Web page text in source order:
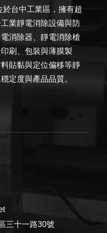
台中工業區，擁有超
業靜電消除設備與防
消除器、靜電消除槍
刷、包裝與薄膜製
貼黏與定位偏移等靜
定度與產品品質。
三十一路30號